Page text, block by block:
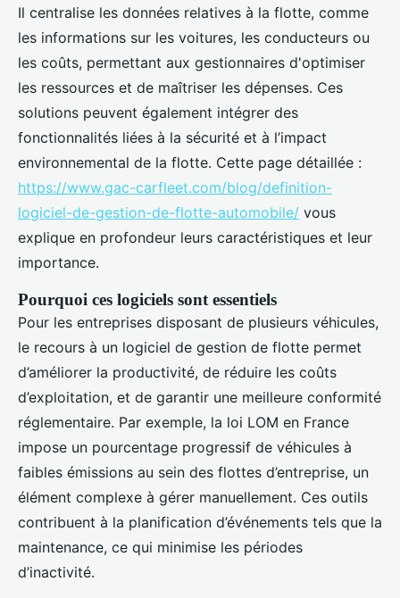
Il centralise les données relatives à la flotte, comme
les informations sur les voitures, les conducteurs ou
les coûts, permettant aux gestionnaires d'optimiser
les ressources et de maîtriser les dépenses. Ces
solutions peuvent également intégrer des
fonctionnalités liées à la sécurité et à l’impact
environnemental de la flotte. Cette page détaillée :
https://www.gac-carfleet.com/blog/definition-
logiciel-de-gestion-de-flotte-automobile/ vous
explique en profondeur leurs caractéristiques et leur
importance.
Pourquoi ces logiciels sont essentiels
Pour les entreprises disposant de plusieurs véhicules,
le recours à un logiciel de gestion de flotte permet
d’améliorer la productivité, de réduire les coûts
d’exploitation, et de garantir une meilleure conformité
réglementaire. Par exemple, la loi LOM en France
impose un pourcentage progressif de véhicules à
faibles émissions au sein des flottes d’entreprise, un
élément complexe à gérer manuellement. Ces outils
contribuent à la planification d’événements tels que la
maintenance, ce qui minimise les périodes
d’inactivité.